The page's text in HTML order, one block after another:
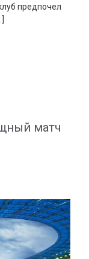
предпочел
матч